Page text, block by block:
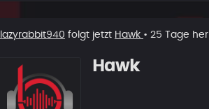
Neuer
lazyrabbit940 folgt jetzt Hawk • 25 Tage her
Hawk